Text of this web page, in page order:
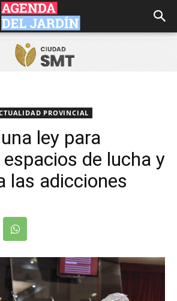
PROVINCIAL
ley para
de lucha y
las adicciones